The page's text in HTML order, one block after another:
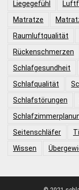
Liegegefühl
Matratze
Raumluftqualität
Rückenschmerzen
Schlafgesundheit
Schlafqualität
Schlafstörungen
Seitenschläfer
Wissen